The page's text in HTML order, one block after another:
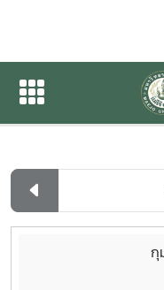
ปฏิทินกิจกร
ปฏิทินกิจกรรมของห
กุ